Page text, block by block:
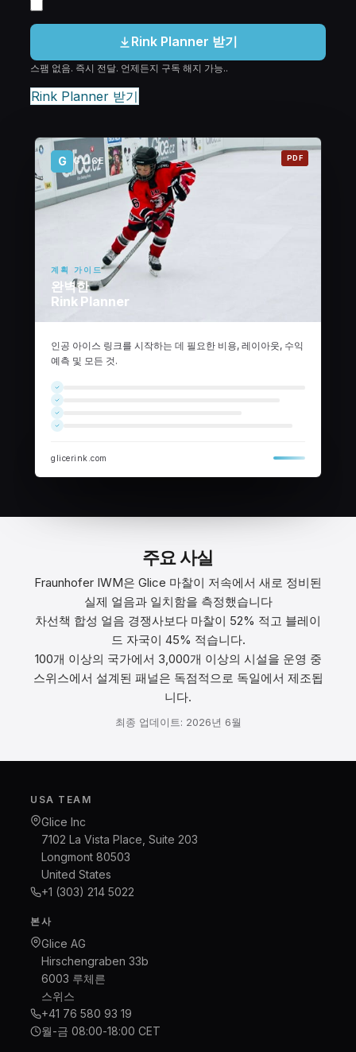
Rink Planner 받기
스팸 없음. 즉시 전달. 언제든지 구독 해지 가능..
Rink Planner 받기
G GLICE
계획 가이드
완벽한
Rink Planner
PDF
인공 아이스 링크를 시작하는 데 필요한 비용, 레이아웃, 수익
예측 및 모든 것.
glicerink.com
주요 사실
Fraunhofer IWM은 Glice 마찰이 저속에서 새로 정비된
실제 얼음과 일치함을 측정했습니다
차선책 합성 얼음 경쟁사보다 마찰이 52% 적고 블레이
드 자국이 45% 적습니다.
100개 이상의 국가에서 3,000개 이상의 시설을 운영 중
스위스에서 설계된 패널은 독점적으로 독일에서 제조됩
니다.
최종 업데이트: 2026년 6월
USA TEAM
Glice Inc
7102 La Vista Place, Suite 203
Longmont 80503
United States
+1 (303) 214 5022
본사
Glice AG
Hirschengraben 33b
6003 루체른
스위스
+41 76 580 93 19
월-금 08:00-18:00 CET